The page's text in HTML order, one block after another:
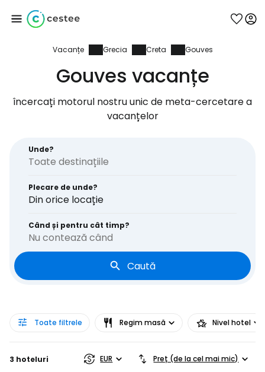
Vacanțe Grecia Creta Gouves
Gouves vacanțe
încercați motorul nostru unic de meta-cercetare a
vacanțelor
Unde?
Plecare de unde?
Din orice locație
Când și pentru cât timp?
Nu contează când
Caută
Toate filtrele Regim masă Nivel hotel
3 hoteluri EUR Preț (de la cel mai mic)
Conectați-vă la
Cestee
... comunitatea mondială a călătorilor
Continuați cu Google
Continuați cu Facebook